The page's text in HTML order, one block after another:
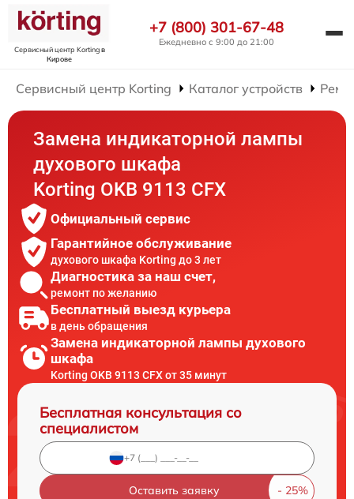
Сервисный центр Kortingв
Кирове
+7 (800) 301-67-48
Ежедневно с 9:00 до 21:00
Сервисный центр Korting Каталог устройств
Замена индикаторной лампы
духового шкафа
Korting OKB 9113 CFX
Официальный сервис
Гарантийное обслуживание
духового шкафа Korting до 3 лет
Диагностика за наш счет,
ремонт по желанию
Бесплатный выезд курьера
в день обращения
Замена индикаторной лампы духового
шкафа
Korting OKB 9113 CFX от 35 минут
Бесплатная консультация со
специалистом
Оставить заявку